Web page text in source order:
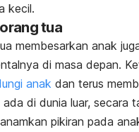
kecil.
tua
membesarkan anak
di masa depan.
anak dan terus
di dunia luar, secara
pikiran pada